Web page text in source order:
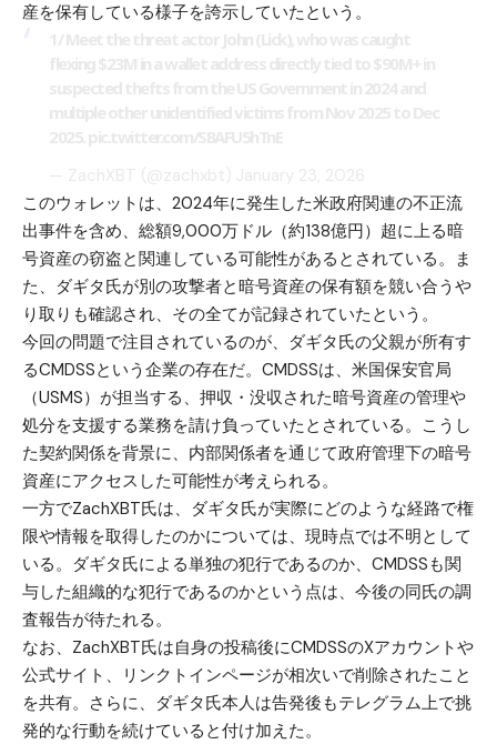
産を保有している様子を誇示していたという。
このウォレットは、2024年に発生した米政府関連の不正流
出事件を含め、総額9,000万ドル（約138億円）超に上る暗
号資産の窃盗と関連している可能性があるとされている。ま
た、ダギタ氏が別の攻撃者と暗号資産の保有額を競い合うや
り取りも確認され、その全てが記録されていたという。
今回の問題で注目されているのが、ダギタ氏の父親が所有す
るCMDSSという企業の存在だ。CMDSSは、米国保安官局
（USMS）が担当する、押収・没収された暗号資産の管理や
処分を支援する業務を請け負っていたとされている。こうし
た契約関係を背景に、内部関係者を通じて政府管理下の暗号
資産にアクセスした可能性が考えられる。
一方でZachXBT氏は、ダギタ氏が実際にどのような経路で権
限や情報を取得したのかについては、現時点では不明として
いる。ダギタ氏による単独の犯行であるのか、CMDSSも関
与した組織的な犯行であるのかという点は、今後の同氏の調
査報告が待たれる。
なお、ZachXBT氏は自身の投稿後にCMDSSのXアカウントや
公式サイト、リンクトインページが相次いで削除されたこと
を共有。さらに、ダギタ氏本人は告発後もテレグラム上で挑
発的な行動を続けていると付け加えた。